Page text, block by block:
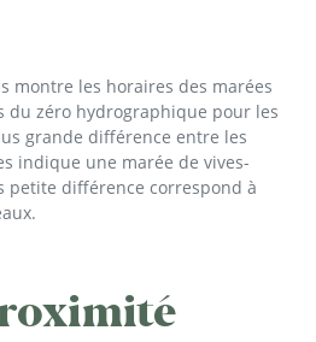
montre les horaires des marées
du zéro hydrographique pour les
grande différence entre les
indique une marée de vives-
petite différence correspond à